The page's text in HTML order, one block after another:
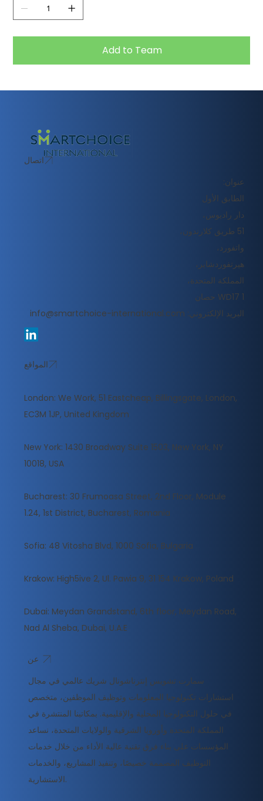
Add to Team
اتصال
عنوان:
الطابق الأول
دار راديوس،
51 طريق كلارندون،
واتفورد،
هيرتفوردشاير،
المملكة المتحدة،
WD17 1 حصان
البريد الإلكتروني: info@smartchoice-international.com
المواقع
London: We Work, 51 Eastcheap, Billingsgate, London,
EC3M 1JP, United Kingdom
New York: 1430 Broadway Suite 1503, New York, NY
10018, USA
Bucharest: 30 Frumoasa Street, 2nd Floor, Module
1.24, 1st District, Bucharest, Romania
Sofia: 48 Vitosha Blvd, 1000 Sofia, Bulgaria
Krakow: High5ive 2, Ul. Pawia 9, 31 154 Krakow, Poland
Dubai: Meydan Grandstand, 6th floor, Meydan Road,
Nad Al Sheba, Dubai, U.A.E
عن
سمارت تشويس إنترناشونال شريك عالمي في مجال
استشارات تكنولوجيا المعلومات وتوظيف الموظفين، متخصص
في حلول التكنولوجيا المحلية والإقليمية. بمكاتبنا المنتشرة في
المملكة المتحدة وأوروبا الشرقية والولايات المتحدة، نساعد
المؤسسات على بناء فرق تقنية عالية الأداء من خلال خدمات
التوظيف المصممة خصيصًا، وتنفيذ المشاريع، والخدمات
الاستشارية.